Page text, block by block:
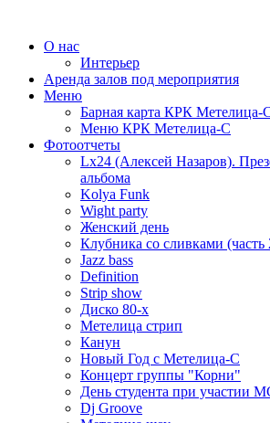
О нас
Интерьер
Аренда залов под мероприятия
Меню
Барная карта КРК Метелица-
Меню КРК Метелица-С
Фотоотчеты
Lx24 (Алексей Назаров).
альбома
Kolya Funk
Wight party
Женский день
Клубника со сливками (часть
Jazz bass
Definition
Strip show
Диско 80-х
Метелица стрип
Канун
Новый Год с Метелица-С
Концерт группы "Корни"
День студента при участии
Dj Groove